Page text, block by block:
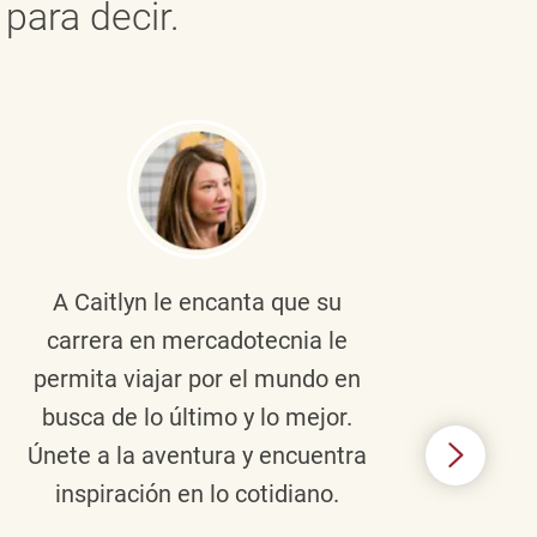
decir.
A Caitlyn le encanta que su
carrera en mercadotecnia le
permita viajar por el mundo en
busca de lo último y lo mejor.
Únete a la aventura y encuentra
inspiración en lo cotidiano.